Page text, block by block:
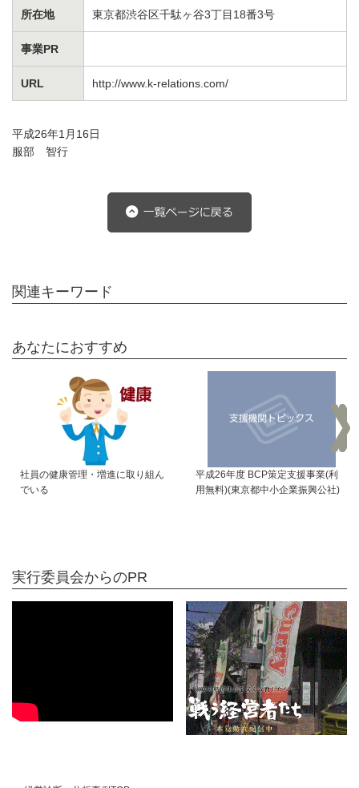
所在地 東京都渋谷区千駄ヶ谷3丁目18番3号
事業PR
URL http://www.k-relations.com/
平成26年1月16日
服部 智行
関連キーワード
あなたにおすすめ
社員の健康管理・増進に取り組ん
でいる
平成26年度 BCP策定支援事業(利
用無料)(東京都中小企業振興公社)
実行委員会からのPR